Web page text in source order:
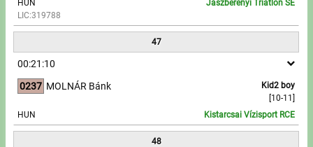
HUN
LIC:319788
Jászberényi Triatlon SE
47
00:21:10
0237
Kid2 boy
[10-11]
MOLNÁR Bánk
HUN Kistarcsai Vízisport RCE
48